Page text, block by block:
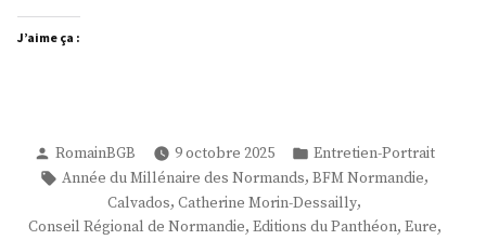
J’aime ça :
Publié
par
RomainBGB 9 octobre 2025
Publié
dans
Entretien-Portrait
Étiquettes :
Année du Millénaire des Normands, BFM Normandie,
Calvados, Catherine Morin-Dessailly,
Conseil Régional de Normandie, Editions du Panthéon, Eure,